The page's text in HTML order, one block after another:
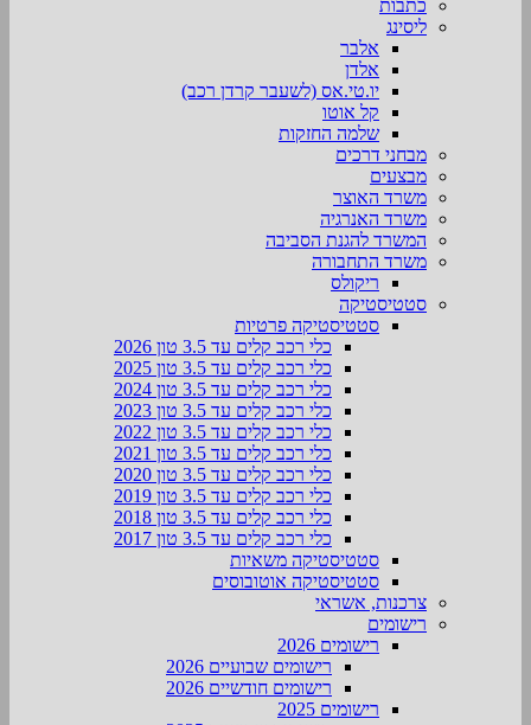
כתבות
ליסינג
אלבר
אלדן
יו.טי.אס (לשעבר קרדן רכב)
קל אוטו
שלמה החזקות
מבחני דרכים
מבצעים
משרד האוצר
משרד האנרגיה
המשרד להגנת הסביבה
משרד התחבורה
ריקולס
סטטיסטיקה
סטטיסטיקה פרטיות
כלי רכב קלים עד 3.5 טון 2026
כלי רכב קלים עד 3.5 טון 2025
כלי רכב קלים עד 3.5 טון 2024
כלי רכב קלים עד 3.5 טון 2023
כלי רכב קלים עד 3.5 טון 2022
כלי רכב קלים עד 3.5 טון 2021
כלי רכב קלים עד 3.5 טון 2020
כלי רכב קלים עד 3.5 טון 2019
כלי רכב קלים עד 3.5 טון 2018
כלי רכב קלים עד 3.5 טון 2017
סטטיסטיקה משאיות
סטטיסטיקה אוטובוסים
צרכנות, אשראי
רישומים
רישומים 2026
רישומים שבועיים 2026
רישומים חודשיים 2026
רישומים 2025